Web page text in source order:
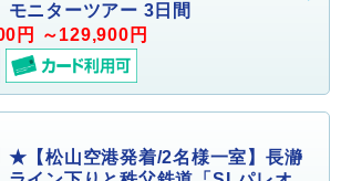
モニターツアー 3日間
円 ～129,900円
★【松山空港発着/2名様一室】長瀞